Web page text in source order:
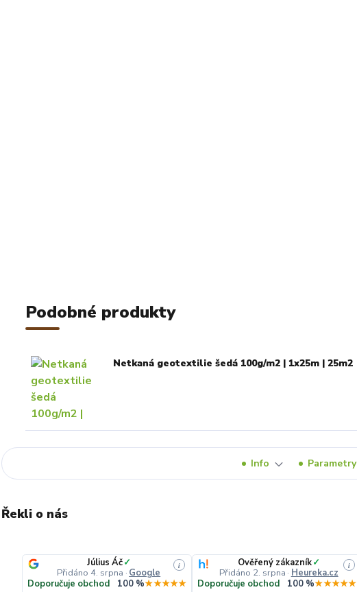
Podobné produkty
Netkaná geotextilie šedá 100g/m2 | 1x25m | 25m2
Info Parametry
Řekli o nás
Július Áč✓
Přidáno 4. srpna · Google
i
Doporučuje obchod 100 %★★★★★
Ověřený zákazník✓
Přidáno 2. srpna · Heureka.cz
i
Doporučuje obchod 100 %★★★★★